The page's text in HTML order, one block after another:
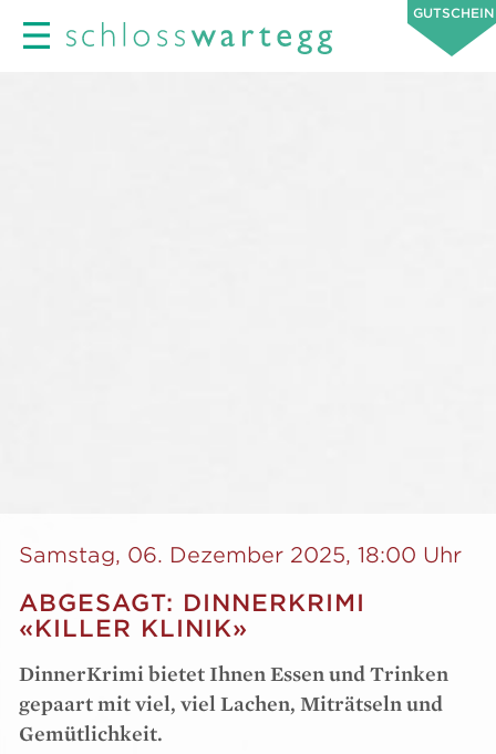
Samstag, 06. Dezember 2025, 18:00 Uhr
ABGESAGT: DINNERKRIMI
«KILLER KLINIK»
DinnerKrimi bietet Ihnen Essen und Trinken
gepaart mit viel, viel Lachen, Miträtseln und
Gemütlichkeit.